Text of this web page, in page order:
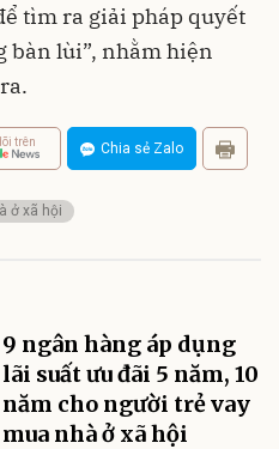
tìm ra giải pháp quyết
bàn lùi”, nhằm hiện
trên Chia sẻ Zalo
ở xã hội
9 ngân hàng áp dụng
lãi suất ưu đãi 5 năm, 10
năm cho người trẻ vay
mua nhà ở xã hội